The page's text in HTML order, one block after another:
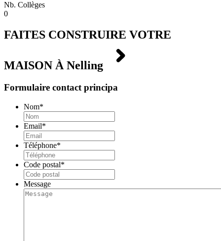
Nb. Collèges
0
FAITES CONSTRUIRE VOTRE
MAISON À Nelling
Formulaire contact principa
Nom*
Email*
Téléphone*
Code postal*
Message